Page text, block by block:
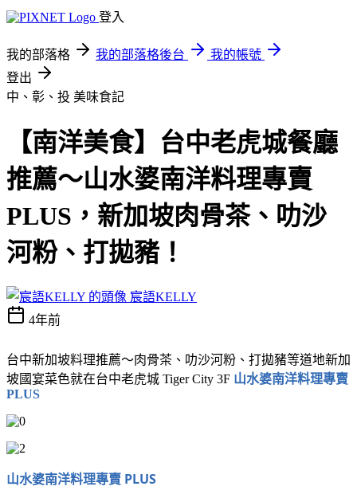
登入
我的部落格 我的部落格後台
我的帳號
登出
中、彰、投 美味食記
【南洋美食】台中老虎城餐廳
推薦～山水婆南洋料理專賣
PLUS，新加坡肉骨茶、叻沙
河粉、打拋豬！
宸語KELLY
4年前
台中新加坡料理推薦～肉骨茶、叻沙河粉、打拋豬等道地新加
坡國宴菜色就在台中老虎城 Tiger City 3F 山水婆南洋料理專賣
PLUS
山水婆南洋料理專賣 PLUS